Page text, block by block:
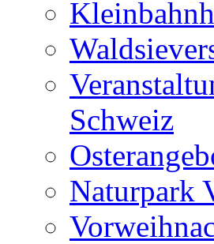
Schweiz
Naturpark